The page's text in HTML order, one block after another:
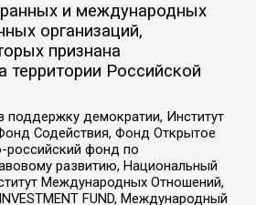
и международных
организаций,
признана
территории Российской
демократии, Институт
Содействия, Фонд Открытое
российский фонд по
развитию, Национальный
Международных Отношений,
FUND, Международный